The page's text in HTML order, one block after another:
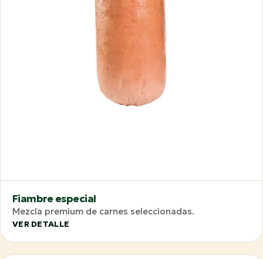
Fiambre especial
Mezcla premium de carnes seleccionadas.
VER DETALLE